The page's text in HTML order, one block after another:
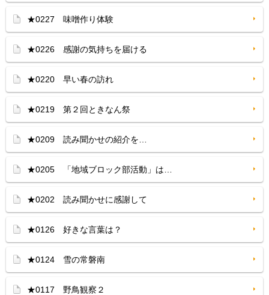
★0227 味噌作り体験
★0226 感謝の気持ちを届ける
★0220 早い春の訪れ
★0219 第２回ときなん祭
★0209 読み聞かせの紹介を…
★0205 「地域ブロック部活動」は…
★0202 読み聞かせに感謝して
★0126 好きな言葉は？
★0124 雪の常磐南
★0117 野鳥観察２